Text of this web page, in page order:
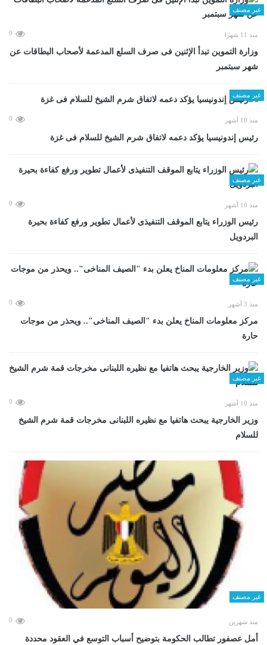
غير مصنف
منذ 11 شهرًا 0
وزارة التموين تبدأ الإثنين فى صرف السلع المدعمة لأصحاب البطاقات عن
شهر سبتمبر
غير مصنف
منذ 10 أشهر 0
رئيس إندونيسيا يؤكد دعمه لاتفاق شرم الشيخ للسلام فى غزة
غير مصنف
منذ 10 أشهر 0
رئيس الوزراء يتابع الموقف التنفيذى لأعمال تطوير ورفع كفاءة بحيرة
البردويل
غير مصنف
منذ 3 أشهر 0
مركز معلومات المناخ يعلن بدء "الصيف المناخى".. ويحذر من موجات
حارة
غير مصنف
منذ 10 أشهر 0
وزير الخارجية يبحث هاتفيا مع نظيره اللبنانى مخرجات قمة شرم الشيخ
للسلام
غير مصنف
منذ شهرين 0
أمل عصفور تطالب الحكومة بتوضيح أسباب التوسع في العقود محددة